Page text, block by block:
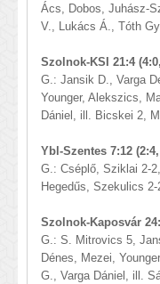
Ács, Dobos, Juhász-
V., Lukács Á., Tóth Gy.
Szolnok-KSI 21:4
G.: Jansik D., Varga
Younger, Alekszics,
Dániel, ill. Bicskei 2,
Ybl-Szentes 7:12
G.: Cséplő, Sziklai 2-
Hegedűs, Szekulics
Szolnok-Kaposvár
G.: S. Mitrovics 5,
Dénes, Mezei,
G., Varga Dániel, ill.